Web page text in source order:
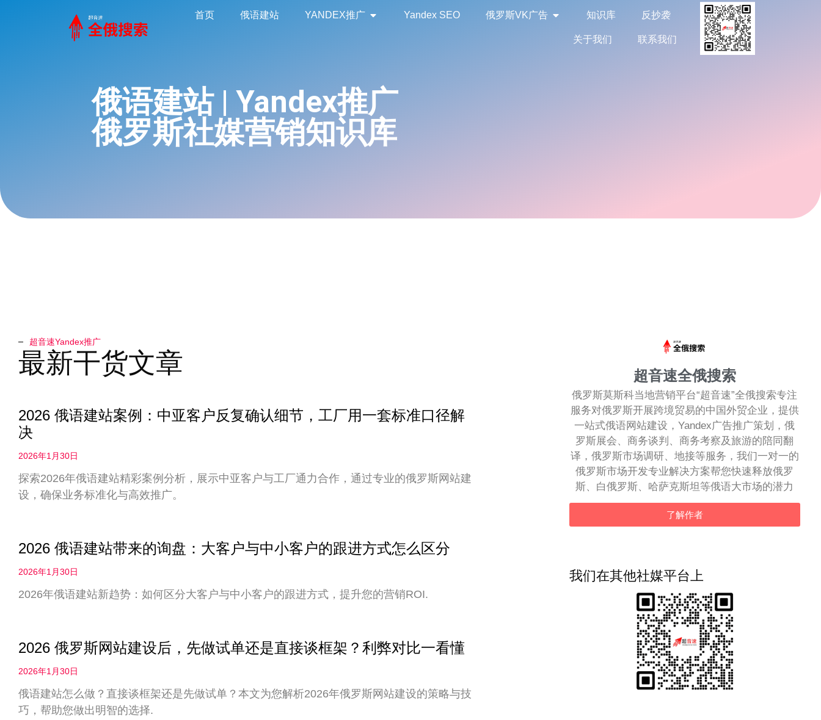
首页 俄语建站 YANDEX推广 Yandex SEO 俄罗斯VK广告 知识库 反抄袭
关于我们 联系我们
俄语建站 | Yandex推广
俄罗斯社媒营销知识库
超音速Yandex推广​
最新干货文章
2026 俄语建站案例：中亚客户反复确认细节，工厂用一套标准口径解
决
2026年1月30日
探索2026年俄语建站精彩案例分析，展示中亚客户与工厂通力合作，通过专业的俄罗斯网站建
设，确保业务标准化与高效推广。
2026 俄语建站带来的询盘：大客户与中小客户的跟进方式怎么区分
2026年1月30日
2026年俄语建站新趋势：如何区分大客户与中小客户的跟进方式，提升您的营销ROI.
2026 俄罗斯网站建设后，先做试单还是直接谈框架？利弊对比一看懂
2026年1月30日
俄语建站怎么做？直接谈框架还是先做试单？本文为您解析2026年俄罗斯网站建设的策略与技
巧，帮助您做出明智的选择.
超音速全俄搜索
俄罗斯莫斯科当地营销平台“超音速”全俄搜索专注
服务对俄罗斯开展跨境贸易的中国外贸企业，提供
一站式俄语网站建设，Yandex广告推广策划，俄
罗斯展会、商务谈判、商务考察及旅游的陪同翻
译，俄罗斯市场调研、地接等服务，我们一对一的
俄罗斯市场开发专业解决方案帮您快速释放俄罗
斯、白俄罗斯、哈萨克斯坦等俄语大市场的潜力
了解作者
我们在其他社媒平台上